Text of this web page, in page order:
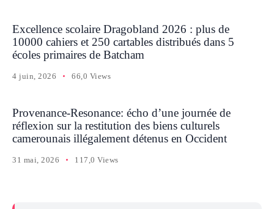
Excellence scolaire Dragobland 2026 : plus de
10000 cahiers et 250 cartables distribués dans 5
écoles primaires de Batcham
4 juin, 2026 66,0 Views
Provenance-Resonance: écho d’une journée de
réflexion sur la restitution des biens culturels
camerounais illégalement détenus en Occident
31 mai, 2026 117,0 Views